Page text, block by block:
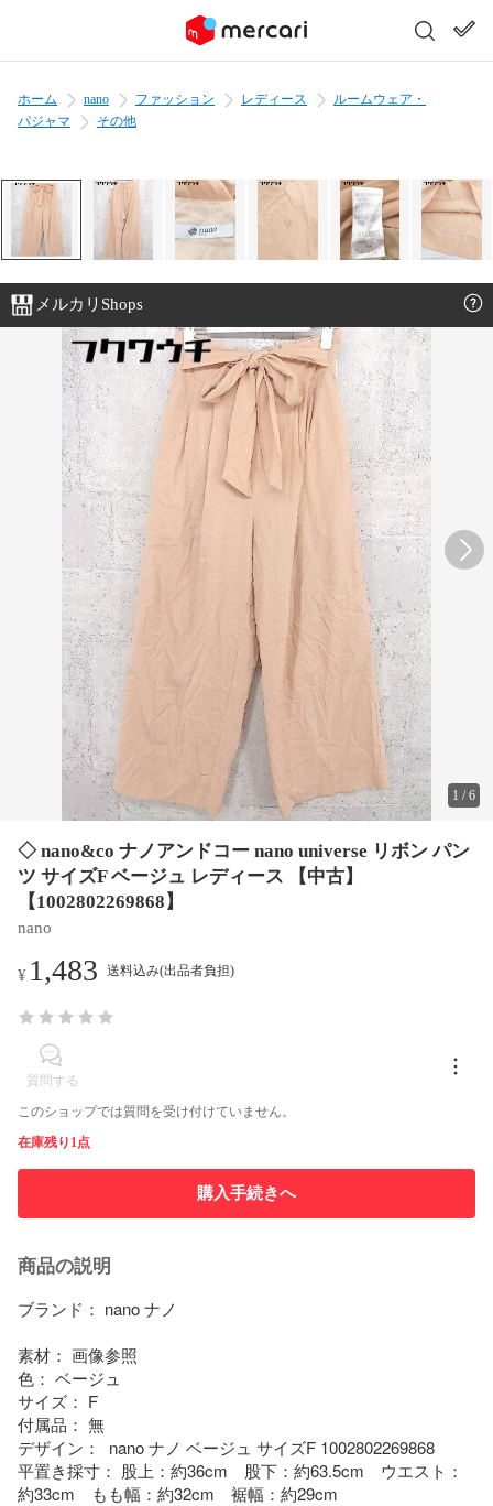
ホーム nano ファッション レディース
ルームウェア・
パジャマ
その他
メルカリShops
1 /6
◇ nano&co ナノアンドコー nano universe リボン パン
ツ サイズF ベージュ レディース 【中古】
【1002802269868】
nano
¥ 1,483 送料込み(出品者負担)
質問する
このショップでは質問を受け付けていません。
在庫残り1点
購入手続きへ
商品の説明
ブランド： nano ナノ
素材： 画像参照
色： ベージュ
サイズ： F
付属品： 無
デザイン：  nano ナノ ベージュ サイズF 1002802269868
平置き採寸： 股上：約36cm　股下：約63.5cm　ウエスト：
約33cm　もも幅：約32cm　裾幅：約29cm